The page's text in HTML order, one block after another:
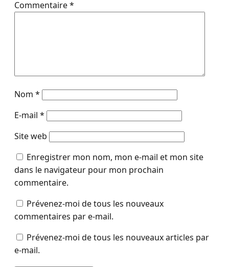
Commentaire*
Nom *
E-mail *
Site web
Enregistrer mon nom, mon e-mail et mon site
dans le navigateur pour mon prochain
commentaire.
Prévenez-moi de tous les nouveaux
commentaires par e-mail.
Prévenez-moi de tous les nouveaux articles par
e-mail.